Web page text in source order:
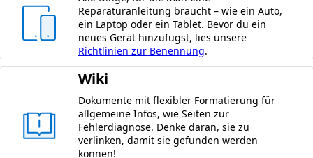
Reparaturanleitung braucht – wie ein Auto,
ein Laptop oder ein Tablet. Bevor du ein
neues Gerät hinzufügst, lies unsere
Richtlinien zur Benennung.
Wiki
Dokumente mit flexibler Formatierung für
allgemeine Infos, wie Seiten zur
Fehlerdiagnose. Denke daran, sie zu
verlinken, damit sie gefunden werden
können!